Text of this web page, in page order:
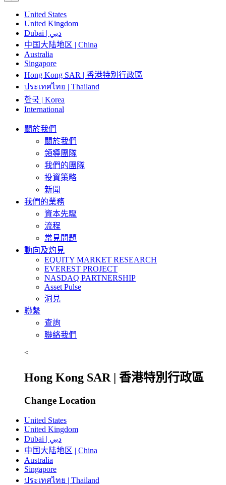
United States
United Kingdom
Dubai | دبي
中国大陆地区 | China
Australia
Singapore
Hong Kong SAR | 香港特別行政區
ประเทศไทย | Thailand
한국 | Korea
International
關於我們
關於我們
領導團隊
我們的團隊
投資策略
新聞
我們的業務
資本先驅
流程
常見問題
動向及灼見
EQUITY MARKET RESEARCH
EVEREST PROJECT
NASDAQ PARTNERSHIP
Asset Pulse
洞見
聯繫
查詢
聯絡我們
<
Hong Kong SAR | 香港特別行政區
Change Location
United States
United Kingdom
Dubai | دبي
中国大陆地区 | China
Australia
Singapore
ประเทศไทย | Thailand